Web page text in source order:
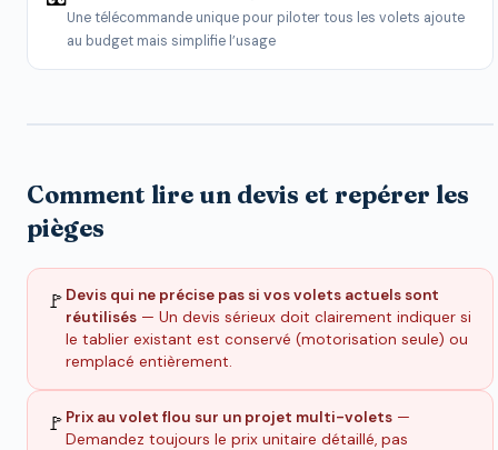
Une télécommande unique pour piloter tous les volets ajoute
au budget mais simplifie l’usage
Comment lire un devis et repérer les
pièges
🚩 Devis qui ne précise pas si vos volets actuels sont
réutilisés — Un devis sérieux doit clairement indiquer si
le tablier existant est conservé (motorisation seule) ou
remplacé entièrement.
🚩 Prix au volet flou sur un projet multi-volets —
Demandez toujours le prix unitaire détaillé, pas